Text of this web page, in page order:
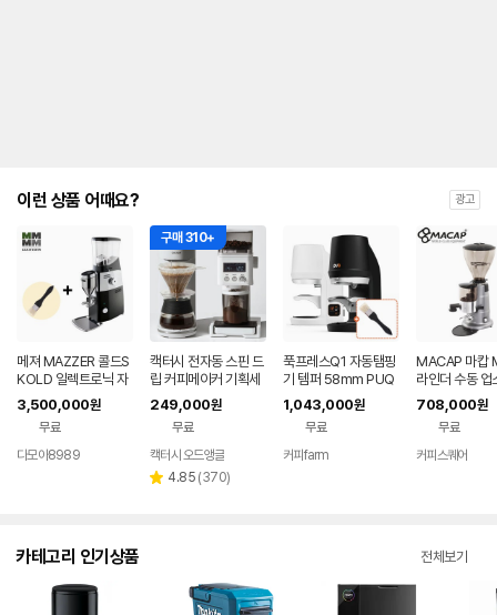
이런 상품 어때요? 광고
메져 MAZZER 콜드S
KOLD 일렉트로닉 자
동그라인더 (최신형)
3,500,000원
무료
다모아8989
구매 310+
캑터시 전자동 스핀 드
립 커피메이커 기획세
트 (블루투스 원두 그
라인더+ 자동 회전 드
립 커피메이커)
249,000원
무료
캑터시 오드앵글
별 4.85 리
(370)
푹프레스Q1 자동탬핑
기 템퍼 58mm PUQ
1,043,000원
무료
커피farm
MACAP 마캅
라인더 수동 업
피그라인더
708,000원
무료
커피스퀘어
카테고리 인기상품 전체보기